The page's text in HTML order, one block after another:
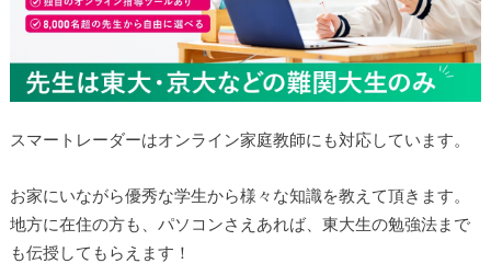
スマートレーダーはオンライン家庭教師にも対応しています。
お家にいながら優秀な学生から様々な知識を教えて頂きます。
地方に在住の方も、パソコンさえあれば、東大生の勉強法まで
も伝授してもらえます！